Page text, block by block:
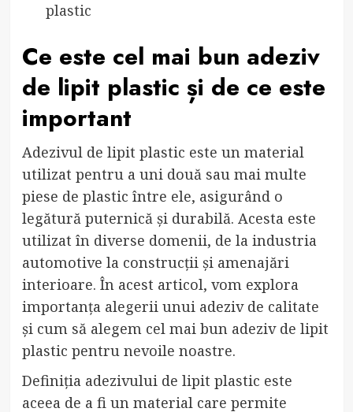
plastic
Ce este cel mai bun adeziv
de lipit plastic și de ce este
important
Adezivul de lipit plastic este un material
utilizat pentru a uni două sau mai multe
piese de plastic între ele, asigurând o
legătură puternică și durabilă. Acesta este
utilizat în diverse domenii, de la industria
automotive la construcții și amenajări
interioare. În acest articol, vom explora
importanța alegerii unui adeziv de calitate
și cum să alegem cel mai bun adeziv de lipit
plastic pentru nevoile noastre.
Definiția adezivului de lipit plastic este
aceea de a fi un material care permite